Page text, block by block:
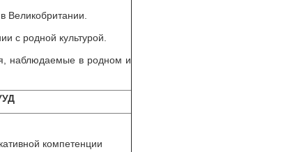
Великобритании.
с родной культурой.
наблюдаемые в родном и
компетенции